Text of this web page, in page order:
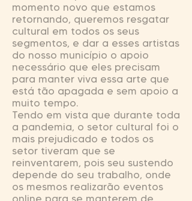
momento novo que estamos
retornando, queremos resgatar
cultural em todos os seus
segmentos, e dar a esses artistas
do nosso município o apoio
necessário que eles precisam
para manter viva essa arte que
está tão apagada e sem apoio a
muito tempo.
Tendo em vista que durante toda
a pandemia, o setor cultural foi o
mais prejudicado e todos os
setor tiveram que se
reinventarem, pois seu sustendo
depende do seu trabalho, onde
os mesmos realizarão eventos
online para se manterem de